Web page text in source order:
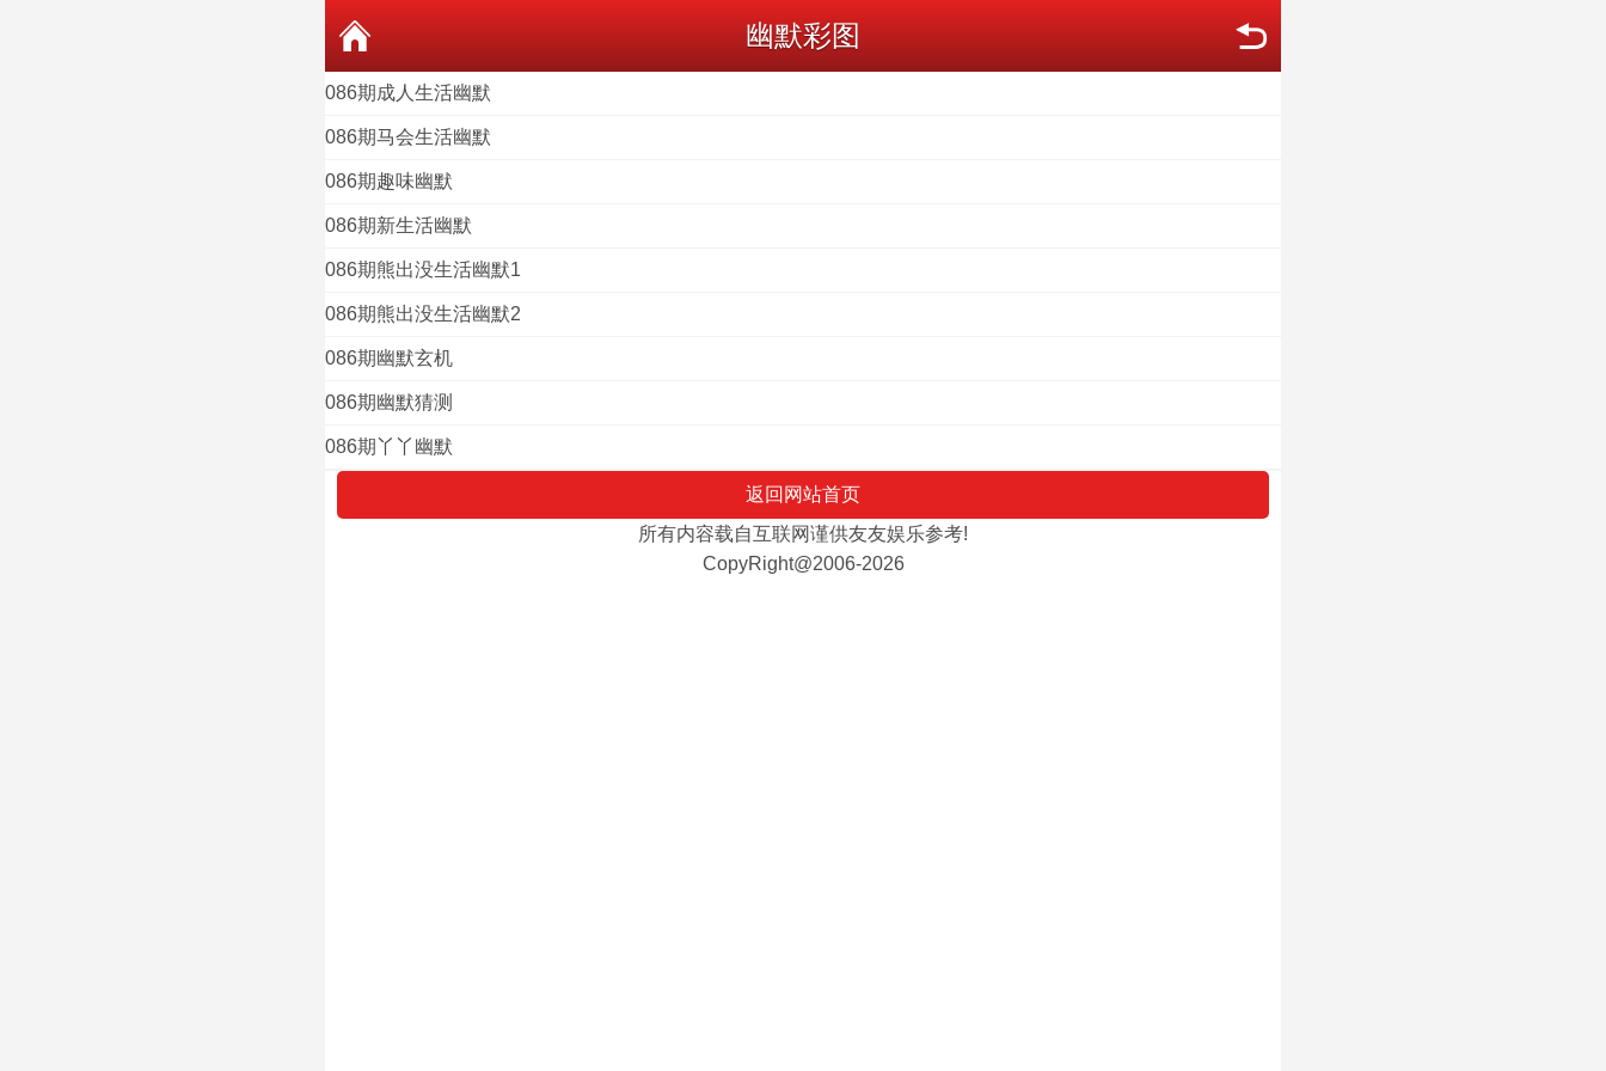
幽默彩图
086期成人生活幽默
086期马会生活幽默
086期趣味幽默
086期新生活幽默
086期熊出没生活幽默1
086期熊出没生活幽默2
086期幽默玄机
086期幽默猜测
086期丫丫幽默
返回网站首页
所有内容载自互联网谨供友友娱乐参考!
CopyRight@2006-2026